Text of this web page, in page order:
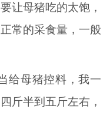
让母猪吃的太饱，
常的采食量，一般
给母猪控料，我一
斤半到五斤左右，